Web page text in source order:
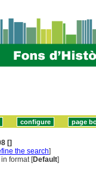
[]
the search]
in format [Default]